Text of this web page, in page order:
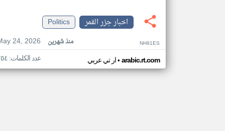
اخبار جزر القمر
Politics
24, 2026
منذ شهرين NH91ES
ار تي عربي• arabic.rt.com عدد الكلمات: ٢٥٤